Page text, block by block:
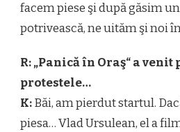
facem piese şi după găsim
potrivească, ne uităm şi noi
R: „Panică în Oraş“ a venit
protestele…
K:Băi, am pierdut startul.
piesa… Vlad Ursulean, el a